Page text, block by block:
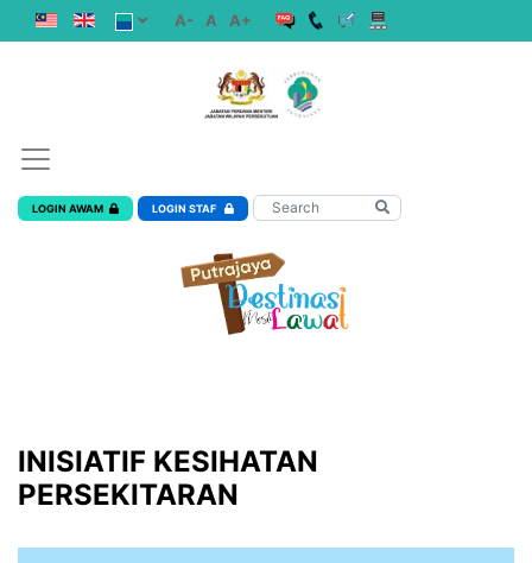
A- A A+
LOGIN AWAM LOGIN STAF
INISIATIF KESIHATAN
PERSEKITARAN